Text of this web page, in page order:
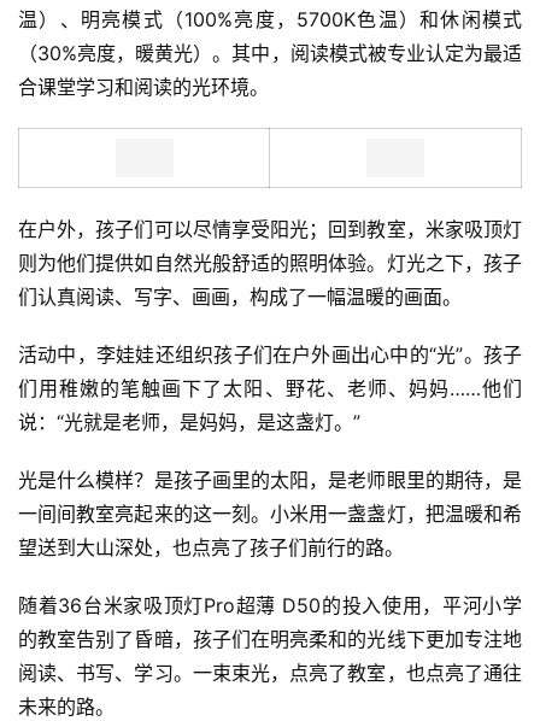
首
页
商
业
观
察
温）、明亮模式（100%亮度，5700K色温）和休闲模式
（30%亮度，暖黄光）。其中，阅读模式被专业认定为最适
合课堂学习和阅读的光环境。
在户外，孩子们可以尽情享受阳光；回到教室，米家吸顶灯
则为他们提供如自然光般舒适的照明体验。灯光之下，孩子
们认真阅读、写字、画画，构成了一幅温暖的画面。
活动中，李娃娃还组织孩子们在户外画出心中的“光”。孩子
们用稚嫩的笔触画下了太阳、野花、老师、妈妈……他们
说：“光就是老师，是妈妈，是这盏灯。”
光是什么模样？是孩子画里的太阳，是老师眼里的期待，是
一间间教室亮起来的这一刻。小米用一盏盏灯，把温暖和希
望送到大山深处，也点亮了孩子们前行的路。
随着36台米家吸顶灯Pro超薄 D50的投入使用，平河小学
的教室告别了昏暗，孩子们在明亮柔和的光线下更加专注地
阅读、书写、学习。一束束光，点亮了教室，也点亮了通往
未来的路。